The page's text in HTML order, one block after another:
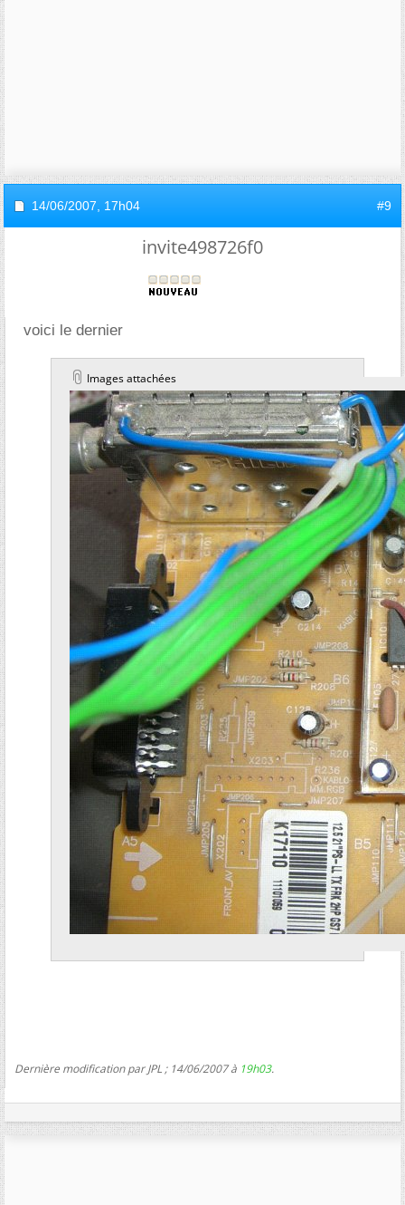
14/06/2007, 17h04 #9
invite498726f0
voici le dernier
Images attachées
Dernière modification par JPL ; 14/06/2007 à 19h03.